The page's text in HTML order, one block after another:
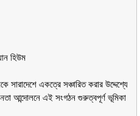
হিউম
একত্রে সঞ্চারিত করার উদ্দেশ্যে
আন্দোলনে এই সংগঠন গুরুত্বপূর্ণ ভূমিকা